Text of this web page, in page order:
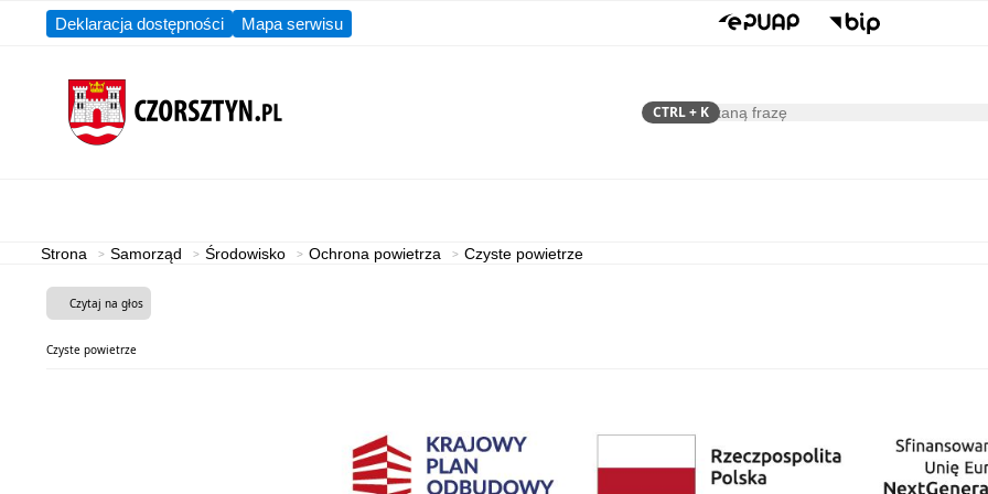
Deklaracja dostępności Mapa serwisu
Szukaj
CTRL+ K
Strona Samorząd Środowisko Ochrona powietrza Czyste powietrze
Czytaj na głos
Czyste powietrze